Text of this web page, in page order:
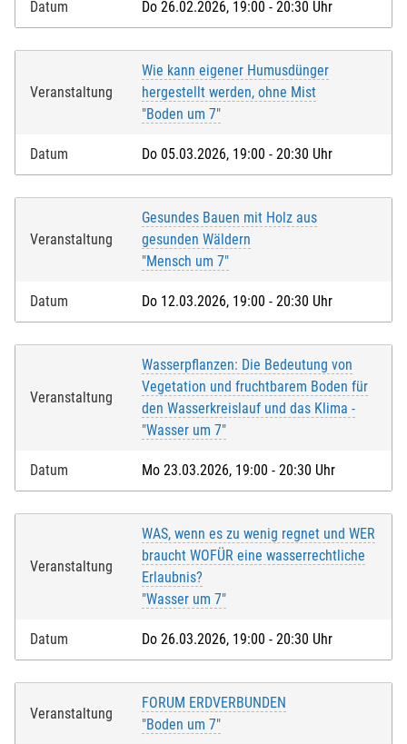
Datum Do 26.02.2026, 19:00 - 20:30 Uhr
Veranstaltung
Wie kann eigener Humusdünger
hergestellt werden, ohne Mist
"Boden um 7"
Datum Do 05.03.2026, 19:00 - 20:30 Uhr
Veranstaltung
Gesundes Bauen mit Holz aus
gesunden Wäldern
"Mensch um 7"
Datum Do 12.03.2026, 19:00 - 20:30 Uhr
Veranstaltung
Wasserpflanzen: Die Bedeutung von
Vegetation und fruchtbarem Boden für
den Wasserkreislauf und das Klima -
"Wasser um 7"
Datum Mo 23.03.2026, 19:00 - 20:30 Uhr
Veranstaltung
WAS, wenn es zu wenig regnet und WER
braucht WOFÜR eine wasserrechtliche
Erlaubnis?
"Wasser um 7"
Datum Do 26.03.2026, 19:00 - 20:30 Uhr
Veranstaltung
FORUM ERDVERBUNDEN
"Boden um 7"